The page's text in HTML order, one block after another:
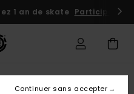
1 an de skate Participez
Continuer sans accepter